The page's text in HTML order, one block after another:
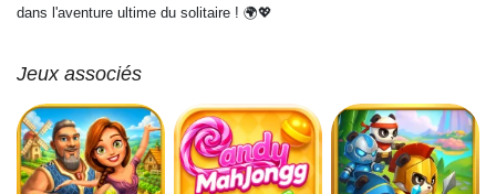
dans l'aventure ultime du solitaire ! 🌍💖
Jeux associés